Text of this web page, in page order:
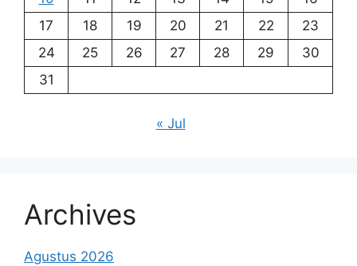
17
18 19 20 21 22
23
24
25 26 27 28 29
30
31
« Jul
Archives
Agustus 2026